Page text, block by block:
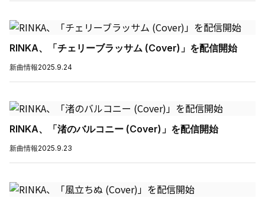
RINKA、「チェリーブラッサム (Cover)」を配信開始
新曲情報2025.9.24
RINKA、「渚のバルコニー (Cover)」を配信開始
新曲情報2025.9.23